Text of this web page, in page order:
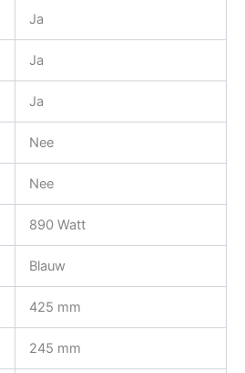
Ja
Ja
Ja
Nee
Nee
890 Watt
Blauw
425 mm
245 mm